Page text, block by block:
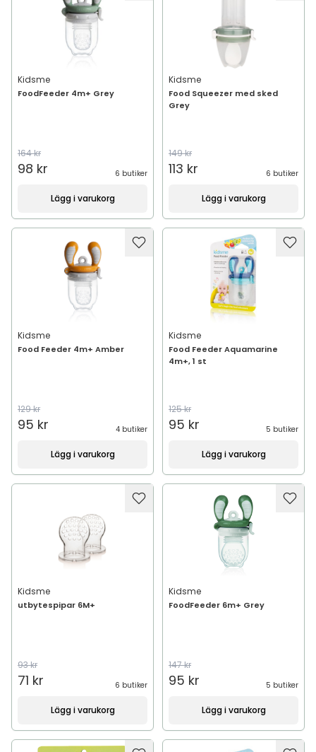
Kidsme
FoodFeeder 4m+ Grey
164 kr
98 kr 6 butiker
Lägg i varukorg
Kidsme
Food Squeezer med sked
Grey
149 kr
113 kr 6 butiker
Lägg i varukorg
Kidsme
Food Feeder 4m+ Amber
129 kr
95 kr 4 butiker
Lägg i varukorg
Kidsme
Food Feeder Aquamarine
4m+, 1 st
125 kr
95 kr 5 butiker
Lägg i varukorg
Kidsme
utbytespipar 6M+
93 kr
71 kr 6 butiker
Lägg i varukorg
Kidsme
FoodFeeder 6m+ Grey
147 kr
95 kr 5 butiker
Lägg i varukorg